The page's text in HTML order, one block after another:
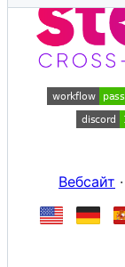
metadata
and
controls
Вебсайт ·